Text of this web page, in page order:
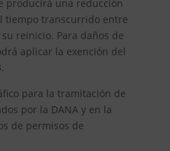
producirá una reducción
tiempo transcurrido entre
reinicio. Para daños de
aplicar la exención del
para la tramitación de
por la DANA y en la
de permisos de